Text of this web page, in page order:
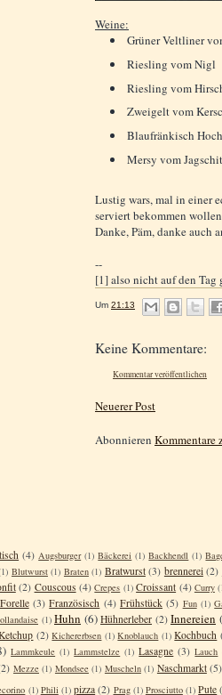
Weine:
Grüner Veltliner
Riesling vom Nigl
Riesling vom
Zweigelt vom
Blaufränkisch
Mersy vom
Lustig wars, mal in einer
serviert bekommen
Danke, Päm, danke auch
--
[1] also nicht auf den Tag
Um 21:13
Keine Kommentare:
Kommentar veröffentlichen
Neuerer Post
Abonnieren Kommentare
(4) Augsburger (1) Bäckerei (1) Backhendl (1)
Blutwurst (1) Braten (1) Bratwurst (3) brennerei (2)
(2) Couscous (4) Crepes (1) Croissant (4) Curry
Forelle (3) Französisch (4) Frühstück (5) Fun (1)
(1) Huhn (6) Hühnerleber (2) Innereien
(2) Kichererbsen (1) Knoblauch (1) Kochbuch
Lammkeule (1) Lammstelze (1) Lasagne (3) Lauch
Mezze (1) Mondsee (1) Muscheln (1) Naschmarkt (5)
(1) Phili (1) pizza (2) Prag (1) Prosciutto (1) Pute